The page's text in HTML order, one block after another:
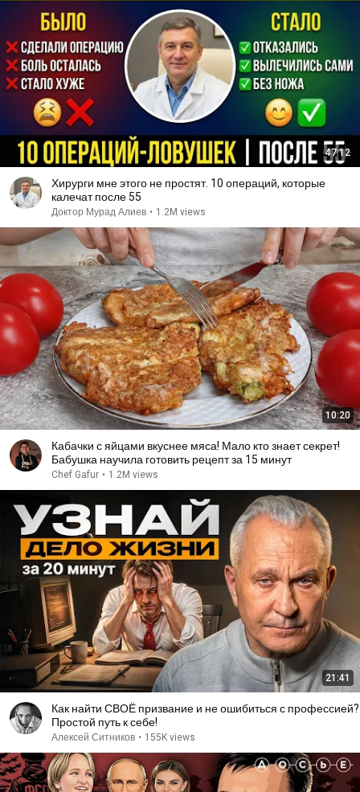
47:12
Хирурги мне этого не простят. 10 операций, которые
калечат после 55
Доктор Мурад Алиев • 1.2M views
10:20
Кабачки с яйцами вкуснее мяса! Мало кто знает секрет!
Бабушка научила готовить рецепт за 15 минут
Chef Gafur • 1.2M views
21:41
Как найти СВОЁ призвание и не ошибиться с профессией?
Простой путь к себе!
Алексей Ситников • 155K views